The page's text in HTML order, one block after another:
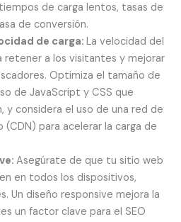
de carga lentos, tasas de
de conversión.
de carga:La velocidad del
retener a los visitantes y mejorar
Optimiza el tamaño de
de JavaScript y CSS que
y considera el uso de una red de
para acelerar la carga de
Asegúrate de que tu sitio web
en todos los dispositivos,
Un diseño responsive mejora la
un factor clave para el SEO